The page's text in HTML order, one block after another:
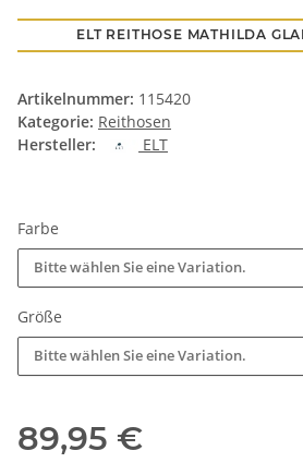
ELT REITHOSE MATHILDA
Artikelnummer: 115420
Kategorie: Reithosen
Hersteller:
ELT
Farbe
Bitte wählen Sie eine Variation.
Größe
Bitte wählen Sie eine Variation.
89,95 €